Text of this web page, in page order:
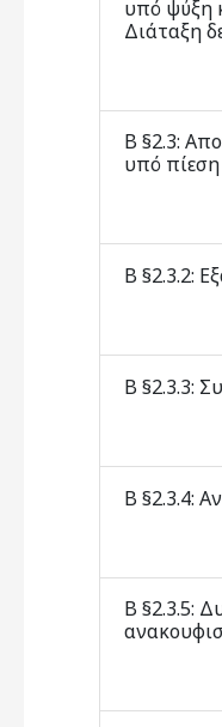
υπό ψύξη
Διάταξη
Β §2.3:
υπό πίεση
Β §2.3.2:
Β §2.3.3:
Β §2.3.4:
Β §2.3.5: